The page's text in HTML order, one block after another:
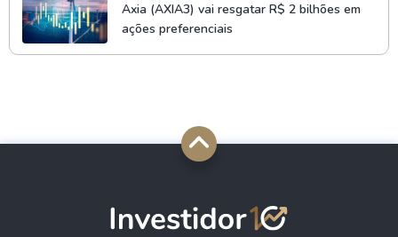
Axia (AXIA3) vai resgatar R$ 2 bilhões em
ações preferenciais